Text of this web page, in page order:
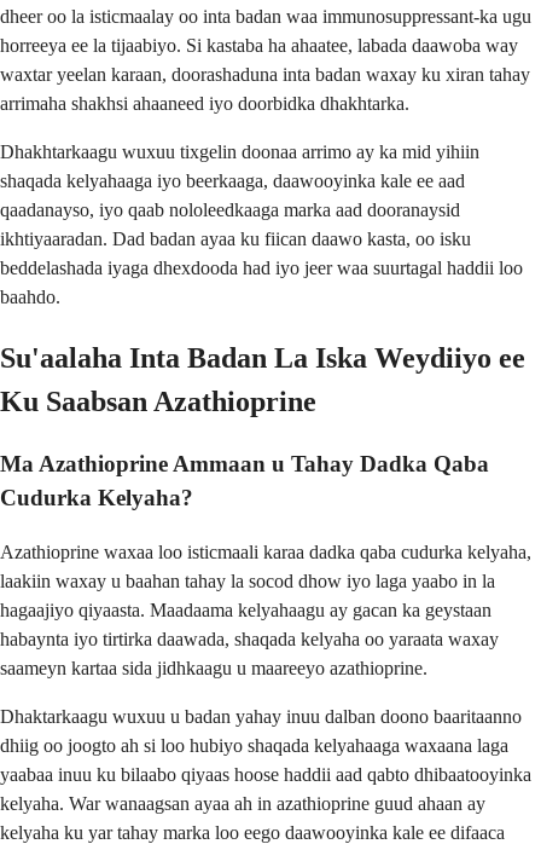
dheer oo la isticmaalay oo inta badan waa immunosuppressant-ka ugu
horreeya ee la tijaabiyo. Si kastaba ha ahaatee, labada daawoba way
waxtar yeelan karaan, doorashaduna inta badan waxay ku xiran tahay
arrimaha shakhsi ahaaneed iyo doorbidka dhakhtarka.
Dhakhtarkaagu wuxuu tixgelin doonaa arrimo ay ka mid yihiin
shaqada kelyahaaga iyo beerkaaga, daawooyinka kale ee aad
qaadanayso, iyo qaab nololeedkaaga marka aad dooranaysid
ikhtiyaaradan. Dad badan ayaa ku fiican daawo kasta, oo isku
beddelashada iyaga dhexdooda had iyo jeer waa suurtagal haddii loo
baahdo.
Su'aalaha Inta Badan La Iska Weydiiyo ee
Ku Saabsan Azathioprine
Ma Azathioprine Ammaan u Tahay Dadka Qaba
Cudurka Kelyaha?
Azathioprine waxaa loo isticmaali karaa dadka qaba cudurka kelyaha,
laakiin waxay u baahan tahay la socod dhow iyo laga yaabo in la
hagaajiyo qiyaasta. Maadaama kelyahaagu ay gacan ka geystaan
habaynta iyo tirtirka daawada, shaqada kelyaha oo yaraata waxay
saameyn kartaa sida jidhkaagu u maareeyo azathioprine.
Dhaktarkaagu wuxuu u badan yahay inuu dalban doono baaritaanno
dhiig oo joogto ah si loo hubiyo shaqada kelyahaaga waxaana laga
yaabaa inuu ku bilaabo qiyaas hoose haddii aad qabto dhibaatooyinka
kelyaha. War wanaagsan ayaa ah in azathioprine guud ahaan ay
kelyaha ku yar tahay marka loo eego daawooyinka kale ee difaaca